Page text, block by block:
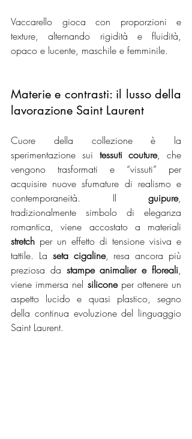
Vaccarello gioca con proporzioni e
texture, alternando rigidità e fluidità,
opaco e lucente, maschile e femminile.
Materie e contrasti: il lusso della
lavorazione Saint Laurent
Cuore della collezione è la
sperimentazione sui tessuti couture, che
vengono trasformati e “vissuti” per
acquisire nuove sfumature di realismo e
contemporaneità. Il guipure,
tradizionalmente simbolo di eleganza
stretch per un effetto di tensione visiva e
tattile. La seta cigaline, resa ancora più
preziosa da stampe animalier e floreali,
viene immersa nel silicone per ottenere un
aspetto lucido e quasi plastico, segno
della continua evoluzione del linguaggio
Saint Laurent.